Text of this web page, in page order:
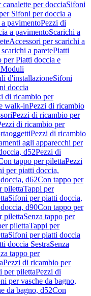
per docciaSifoni
Sifoni per doccia a
pavimentoPezzi di
a pavimentoScarichi a
Accessori per scarichi a
a paretePiatti
per Piatti doccia e
Moduli
d'installazioneSifoni
doccia
di ricambio per
walk-inPezzi di ricambio
Pezzi di ricambio per
di ricambio per
Pezzi di ricambio
agli apparecchi per
d52Pezzi di
tappo per pilettaPezzi
per piatti doccia,
d62Con tappo per
pilettaTappi per
Sifoni per piatti doccia,
d90Con tappo per
pilettaSenza tappo per
pilettaTappi per
Sifoni per piatti doccia
doccia SestraSenza
tappo per
Pezzi di ricambio per
per pilettaPezzi di
per vasche da bagno,
da bagno, d52Con